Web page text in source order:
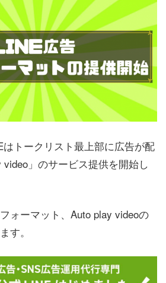
はトークリスト最上部に広告が配
」のサービス提供を開始し
ォーマット、Auto play videoの
す。